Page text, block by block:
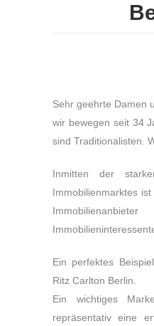
Sehr geehrte Damen
wir bewegen seit 34
sind Traditionalisten.
Inmitten der
Immobilienmarktes
Ein perfektes
Ritz Carlton Berlin.
Ein wichtiges
repräsentativ eine